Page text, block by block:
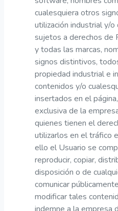
cualesquiera otros
utilización industrial y/
sujetos a derechos de
y todas las marcas,
signos distintivos,
propiedad industrial e
contenidos y/o
insertados en el
exclusiva de la
quienes tienen el
utilizarlos en el tráfico
ello el Usuario se
reproducir, copiar,
disposición o de
comunicar
modificar tales